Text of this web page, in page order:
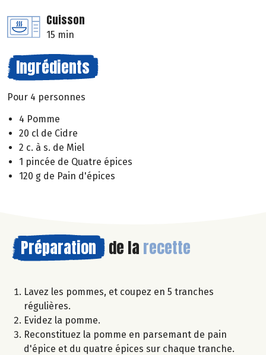
Cuisson
15 min
Ingrédients
Pour 4 personnes
4 Pomme
20 cl de Cidre
2 c. à s. de Miel
1 pincée de Quatre épices
120 g de Pain d'épices
Préparation de la recette
Lavez les pommes, et coupez en 5 tranches
régulières.
Evidez la pomme.
Reconstituez la pomme en parsemant de pain
d'épice et du quatre épices sur chaque tranche.